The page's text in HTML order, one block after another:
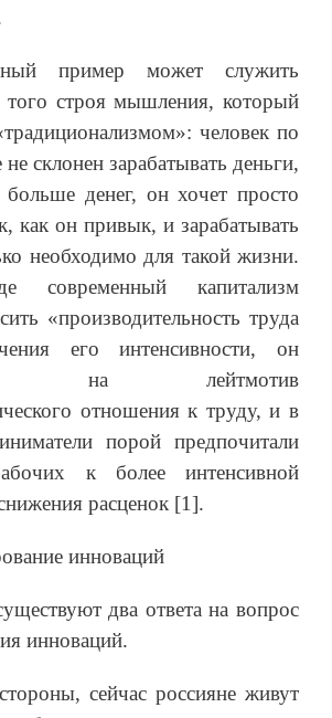
пример может служить
того строя мышления, который
человек по
склонен зарабатывать деньги,
денег, он хочет просто
как он привык, и зарабатывать
необходимо для такой жизни.
современный капитализм
«производительность труда
его интенсивности, он
на лейтмотив
отношения к труду, и в
порой предпочитали
к более интенсивной
расценок [1].
инноваций
два ответа на вопрос
инноваций.
сейчас россияне живут